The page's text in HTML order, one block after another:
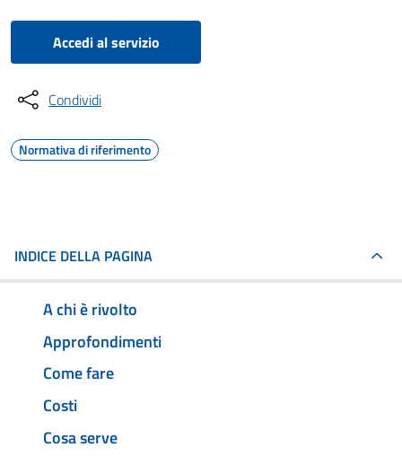
Accedi al servizio
Condividi
Normativa di riferimento
INDICE DELLA PAGINA
A chi è rivolto
Approfondimenti
Come fare
Costi
Cosa serve